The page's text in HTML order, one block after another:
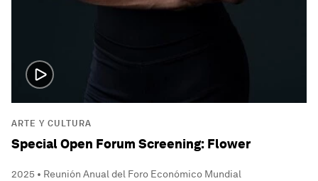
ARTE Y CULTURA
Special Open Forum Screening: Flower
2025 • Reunión Anual del Foro Económico Mundial